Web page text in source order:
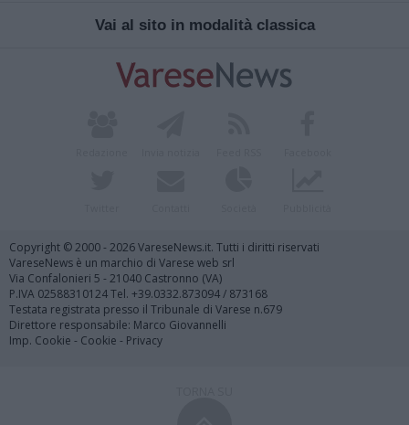
Vai al sito in modalità classica
Copyright © 2000 - 2026 VareseNews.it. Tutti i diritti riservati
VareseNews è un marchio di Varese web srl
Via Confalonieri 5 - 21040 Castronno (VA)
P.IVA 02588310124 Tel. +39.0332.873094 / 873168
Testata registrata presso il Tribunale di Varese n.679
Direttore responsabile: Marco Giovannelli
Imp. Cookie - Cookie - Privacy